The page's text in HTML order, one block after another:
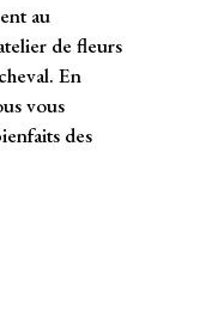
au
de fleurs
En
vous
des